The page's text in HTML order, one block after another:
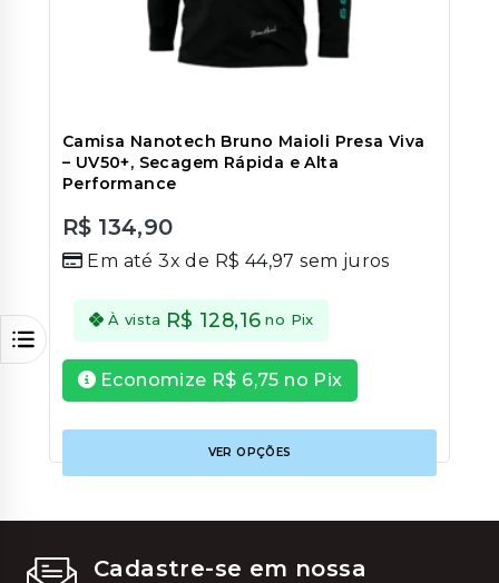
Camisa Nanotech Bruno Maioli Presa Viva
– UV50+, Secagem Rápida e Alta
Performance
out
R$ 134,90
Em até 3x de R$ 44,97 sem juros
À vista R$ 128,16 no Pix
Economize R$ 6,75 no Pix
VER OPÇÕES
tem
Cadastre-se em nossa